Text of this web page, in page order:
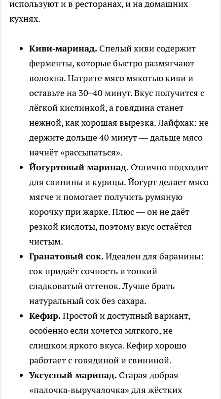
используют и в ресторанах, и на домашних
кухнях.
Киви‑маринад. Спелый киви содержит
ферменты, которые быстро размягчают
волокна. Натрите мясо мякотью киви и
оставьте на 30–40 минут. Вкус получится с
лёгкой кислинкой, а говядина станет
нежной, как хорошая вырезка. Лайфхак: не
держите дольше 40 минут — дальше мясо
начнёт «рассыпаться».
Йогуртовый маринад. Отлично подходит
для свинины и курицы. Йогурт делает мясо
мягче и помогает получить румяную
корочку при жарке. Плюс — он не даёт
резкой кислоты, поэтому вкус остаётся
чистым.
Гранатовый сок.Идеален для баранины:
сок придаёт сочность и тонкий
сладковатый оттенок. Лучше брать
натуральный сок без сахара.
Кефир.Простой и доступный вариант,
особенно если хочется мягкого, не
слишком яркого вкуса. Кефир хорошо
работает с говядиной и свининой.
Уксусный маринад. Старая добрая
«палочка‑выручалочка» для жёстких